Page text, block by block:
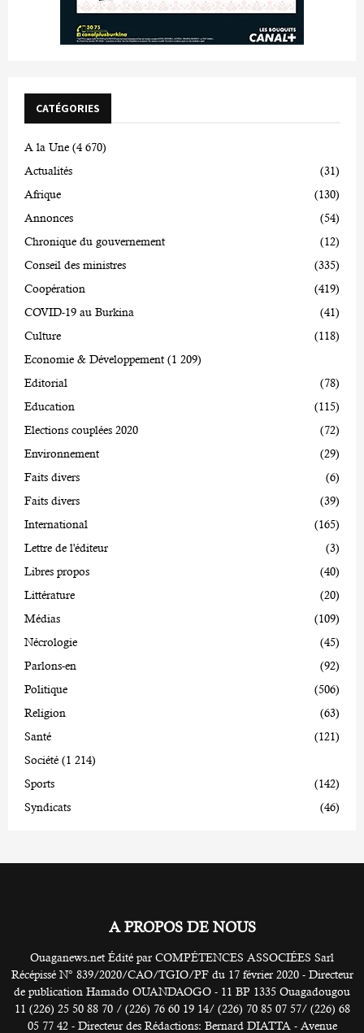
CATÉGORIES
A la Une (4 670)
Actualités
(31)
Afrique
(130)
Annonces
(54)
Chronique du gouvernement
(12)
Conseil des ministres
(335)
Coopération
(419)
COVID-19 au Burkina
(41)
Culture
(118)
Economie & Développement (1 209)
Editorial
(78)
Education
(115)
Elections couplées 2020
(72)
Environnement
(29)
Faits divers
(6)
Faits divers
(39)
International
(165)
Lettre de l'éditeur
(3)
Libres propos
(40)
Littérature
(20)
Médias
(109)
Nécrologie
(45)
Parlons-en
(92)
Politique
(506)
Religion
(63)
Santé
(121)
Société (1 214)
Sports
(142)
Syndicats
(46)
A PROPOS DE NOUS
Ouaganews.net Édité par COMPÉTENCES ASSOCIÉES Sarl
Récépissé N° 839/2020/CAO/TGIO/PF du 17 février 2020 - Directeur
de publication Hamado OUANDAOGO - 11 BP 1335 Ouagadougou
11 (226) 25 50 88 70 / (226) 76 60 19 14/ (226) 70 85 07 57/ (226) 68
05 77 42 - Directeur des Rédactions: Bernard DIATTA - Avenue